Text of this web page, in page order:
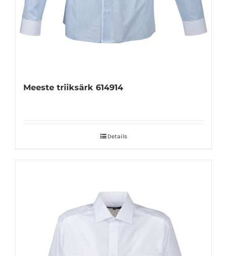
Meeste triiksärk 614914
Details